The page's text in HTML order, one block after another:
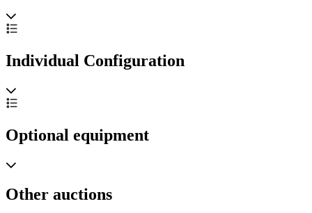
Individual Configuration
Optional equipment
Other auctions